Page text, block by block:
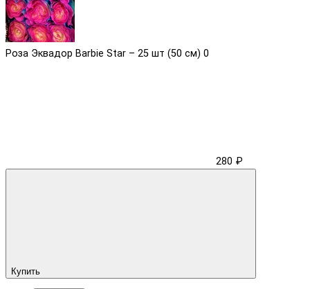
Роза Эквадор Barbie Star – 25 шт (50 см) 0
280 ₽
Купить